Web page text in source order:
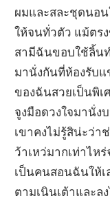
ผมและสละชุดนอ
ให้จนทั่วตัว แม้ตร
สามีฉันขอบใช้ลิ้นท
มานั่งกันที่ห้องรับ
ของฉันสวยเป็นพิ
จูงมือดวงใจมานั่
เขาคงไม่รู้สิน่ะว่า
ว้าเหว่มากเท่าไห
เป็นคนสอนฉันให้
ตามเนินเต้าและล